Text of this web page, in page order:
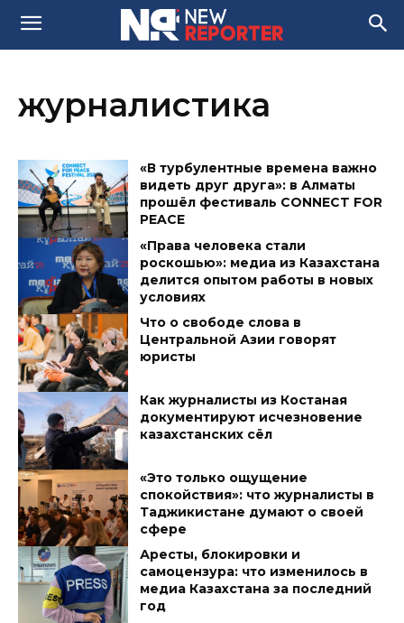
журналистика
«В турбулентные времена важно
видеть друг друга»: в Алматы
прошёл фестиваль CONNECT FOR
PEACE
«Права человека стали
роскошью»: медиа из Казахстана
делится опытом работы в новых
условиях
Что о свободе слова в
Центральной Азии говорят
юристы
Как журналисты из Костаная
документируют исчезновение
казахстанских сёл
«Это только ощущение
спокойствия»: что журналисты в
Таджикистане думают о своей
сфере
Аресты, блокировки и
самоцензура: что изменилось в
медиа Казахстана за последний
год